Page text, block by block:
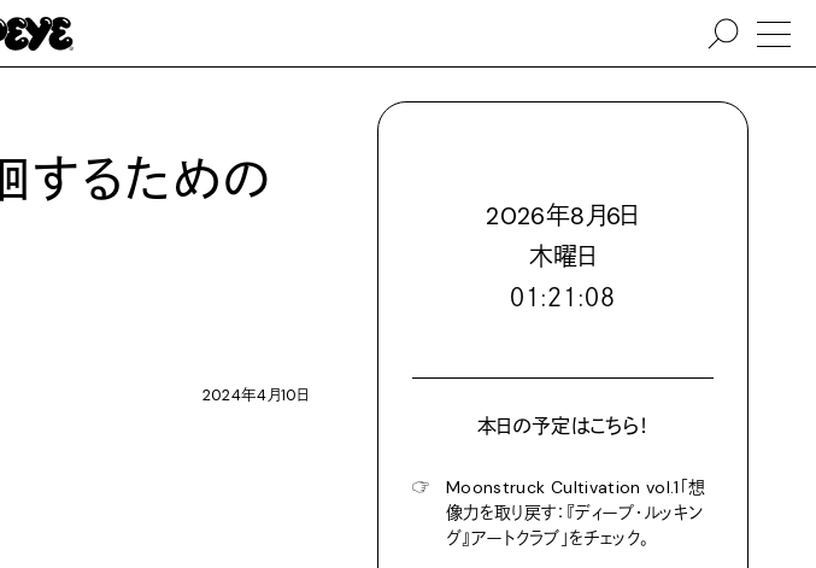
するための
2024年4月10日
2026年8月6日
木曜日
０１:２１:０９
本日の予定はこちら！
☞
Moonstruck Cultivation vol.1「想
像力を取り戻す：『ディープ・ルッキン
グ』アートクラブ」をチェック。